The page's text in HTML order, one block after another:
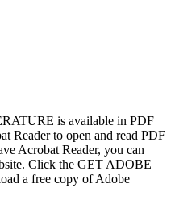
is available in PDF
Reader to open and read PDF
Acrobat Reader, you can
Click the GET ADOBE
a free copy of Adobe